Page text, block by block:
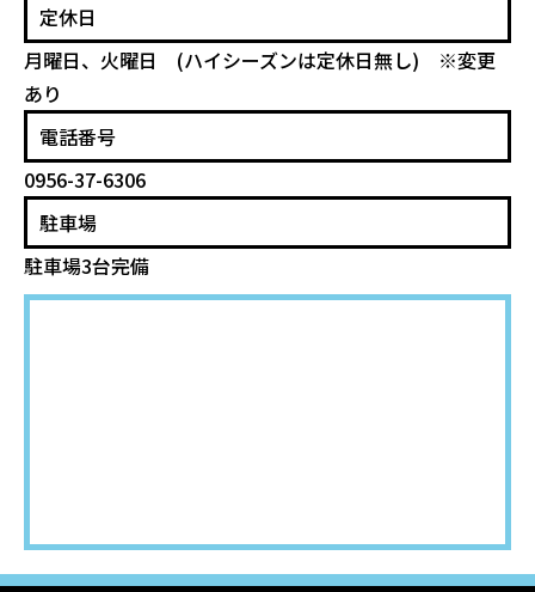
定休日
月曜日、火曜日 (ハイシーズンは定休日無し) ※変更
あり
電話番号
0956-37-6306
駐車場
駐車場3台完備